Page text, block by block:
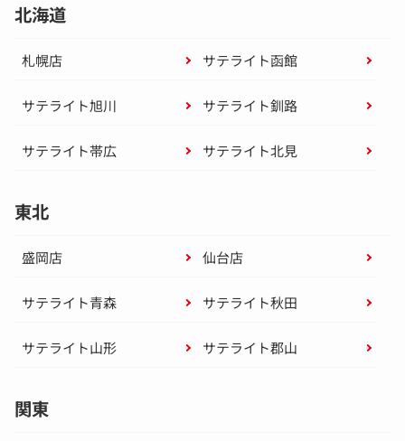
北海道
札幌店 サテライト函館
サテライト旭川 サテライト釧路
サテライト帯広 サテライト北見
東北
盛岡店 仙台店
サテライト青森 サテライト秋田
サテライト山形 サテライト郡山
関東